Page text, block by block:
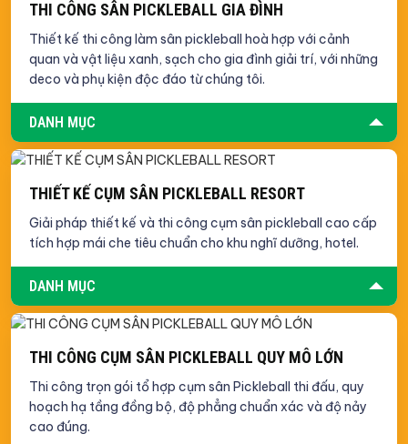
THI CÔNG SÂN PICKLEBALL GIA ĐÌNH
Thiết kế thi công làm sân pickleball hoà hợp với cảnh
quan và vật liệu xanh, sạch cho gia đình giải trí, với những
DANH MỤC
THIẾT KẾ CỤM SÂN PICKLEBALL RESORT
Giải pháp thiết kế và thi công cụm sân pickleball cao cấp
DANH MỤC
THI CÔNG CỤM SÂN PICKLEBALL QUY MÔ LỚN
Thi công trọn gói tổ hợp cụm sân Pickleball thi đấu, quy
hoạch hạ tầng đồng bộ, độ phẳng chuẩn xác và độ nảy
cao đúng.